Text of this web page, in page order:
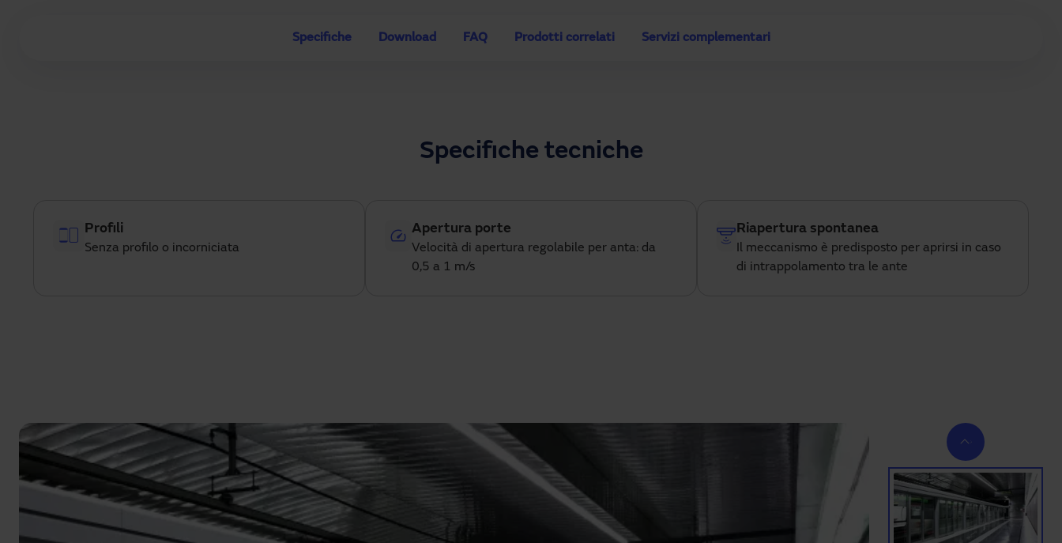
Specifiche Download FAQ Prodotti correlati Servizi complementari
Specifiche tecniche
Profili
Senza profilo o incorniciata
Apertura porte
Velocità di apertura regolabile per anta: da
0,5 a 1 m/s
Riapertura spontanea
Il meccanismo è predisposto per aprirsi in caso
di intrappolamento tra le ante